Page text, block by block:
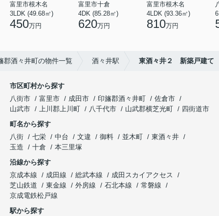
富里市根木名
3LDK (49.68㎡)
450万円
富里市十倉
4DK (85.28㎡)
620万円
富里市根木名
4LDK (93.36㎡)
810万円
郡酒々井町の物件一覧 酒々井駅 東酒々井２ 新築戸建て
市区町村から探す
八街市
富里市 成田市 印旛郡酒々井町
佐倉市
山武市
上川郡上川町 八千代市 山武郡横芝光町
四街道市
町名から探す
八街
七栄 中台 文違 御料 並木町
東酒々井
玉造
十倉
本三里塚
沿線から探す
京成本線
成田線 総武本線
成田スカイアクセス
芝山鉄道
東金線 外房線 石北本線
常磐線
京成電鉄松戸線
駅から探す